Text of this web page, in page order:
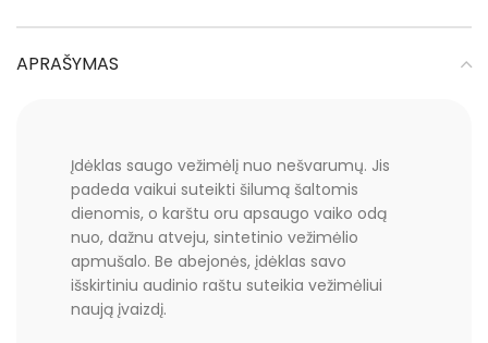
APRAŠYMAS
Įdėklas saugo vežimėlį nuo nešvarumų. Jis
padeda vaikui suteikti šilumą šaltomis
dienomis, o karštu oru apsaugo vaiko odą
nuo, dažnu atveju, sintetinio vežimėlio
apmušalo. Be abejonės, įdėklas savo
išskirtiniu audinio raštu suteikia vežimėliui
naują įvaizdį.